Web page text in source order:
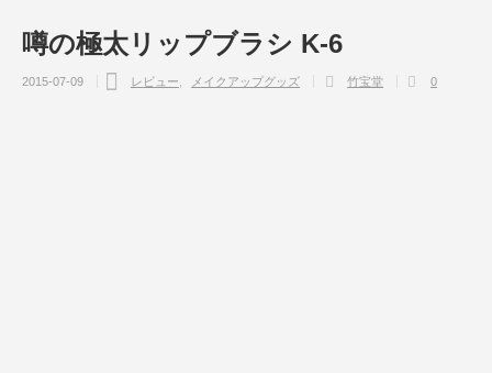
噂の極太リップブラシ K-6
2015-07-09 レビュー メイクアップグッズ 竹宝堂 0